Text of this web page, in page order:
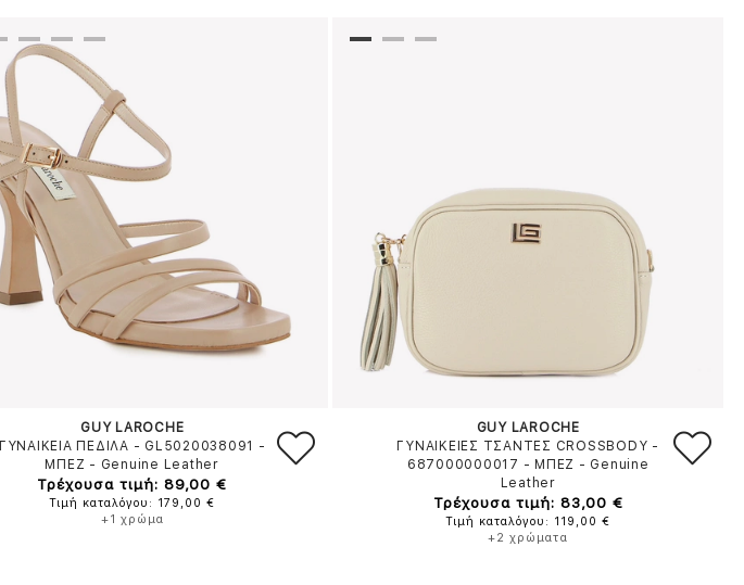
GUY LAROCHE
ΓΥΝΑΙΚΕΙΑ ΠΕΔΙΛΑ - GL5020038091
-
ΜΠΕΖ - Genuine Leather
Τρέχουσα τιμή: 89,00 €
Τιμή καταλόγου: 179,00 €
+1 χρώμα
GUY LAROCHE
ΓΥΝΑΙΚΕΙΕΣ ΤΣΑΝΤΕΣ CROSSBODY -
687000000017 - ΜΠΕΖ - Genuine
Leather
Τρέχουσα τιμή: 83,00 €
Τιμή καταλόγου: 119,00 €
+2 χρώματα